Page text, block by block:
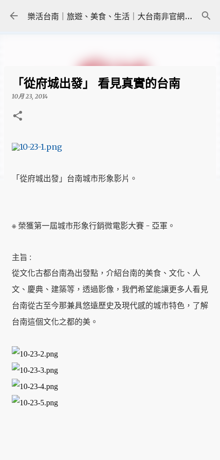
跳到主要內容 樂活台南｜旅遊、美食、生活｜大台南非官網｜tainanlohas.cc
「從府城出發」 看見真實的台南
10月 23, 2014
「從府城出發」台南城市形象影片。
※ 榮獲第一屆城市形象行銷微電影大賽 - 亞軍。
主旨 :
從文化古都台南為出發點，介紹台南的美食、文化、人
文、慶典、建築等，透過影像，我們­希望能讓更多人看見
台南從古至今那兼具悠遠歷史及現代感的城市特色，了解
台南這個文化­之都的美。